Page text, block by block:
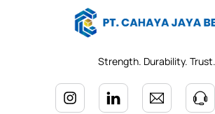
Strength. Durability. Trust.